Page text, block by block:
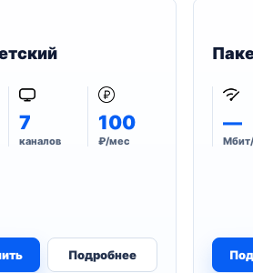
7
каналов
100
₽/мес
Подробнее
—